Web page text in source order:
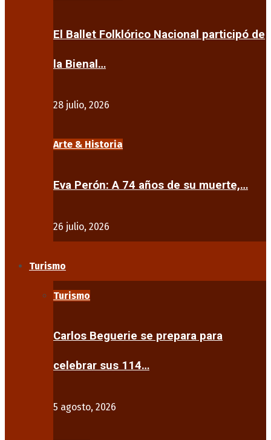
El Ballet Folklórico Nacional participó de
la Bienal…
28 julio, 2026
Arte & Historia
Eva Perón: A 74 años de su muerte,…
26 julio, 2026
Turismo
Turismo
Carlos Beguerie se prepara para
celebrar sus 114…
5 agosto, 2026